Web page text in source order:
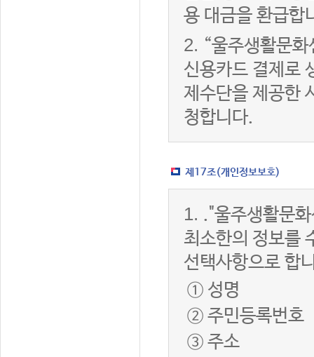
용 대금을 환급합
2. “울주생활문
신용카드 결제로
제수단을 제공한
청합니다.
제17조(개인정보보호)
1. ."울주생활문
최소한의 정보를
선택사항으로 합
① 성명
② 주민등록번호
③ 주소